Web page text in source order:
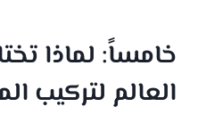
خامساً: لماذا
العالم لتركيب